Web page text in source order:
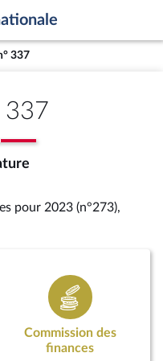
337
337
pour 2023 (n°273),
Commission des
finances